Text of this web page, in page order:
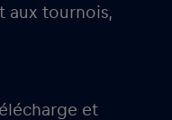
aux tournois,
et